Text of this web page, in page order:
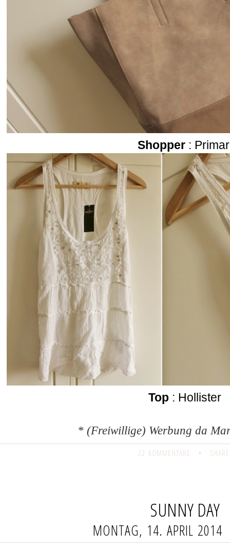
Shopper:
Top : Hollister
* (Freiwillige) Werbung da
22 KOMMENTARE •
SUNNY DAY
MONTAG, 14. APRIL 2014